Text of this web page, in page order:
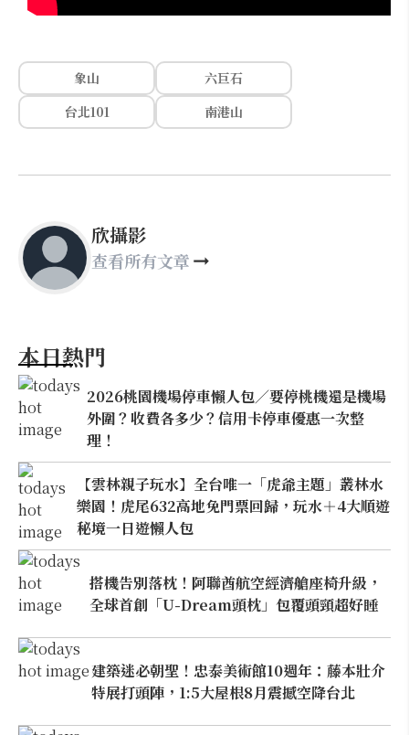
象山
六巨石
台北101
南港山
欣攝影
查看所有文章
本日熱門
2026桃園機場停車懶人包／要停桃機還是機場
外圍？收費各多少？信用卡停車優惠一次整
理！
【雲林親子玩水】全台唯一「虎爺主題」叢林水
樂園！虎尾632高地免門票回歸，玩水＋4大順遊
秘境一日遊懶人包
搭機告別落枕！阿聯酋航空經濟艙座椅升級，
全球首創「U-Dream頭枕」包覆頭頸超好睡
建築迷必朝聖！忠泰美術館10週年：藤本壯介
特展打頭陣，1:5大屋根8月震撼空降台北